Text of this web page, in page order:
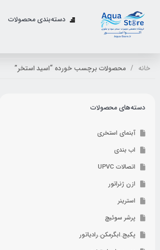
دسته‌بندی محصولات
خانه محصولات برچسب خورده “اسید استخر”
دسته‌های محصولات
آبنمای استخری
اب بندی
اتصالات UPVC
ازن ژنراتور
استرینر
پرشر سوئیچ
پکیج.ابگرمکن.رادیاتور